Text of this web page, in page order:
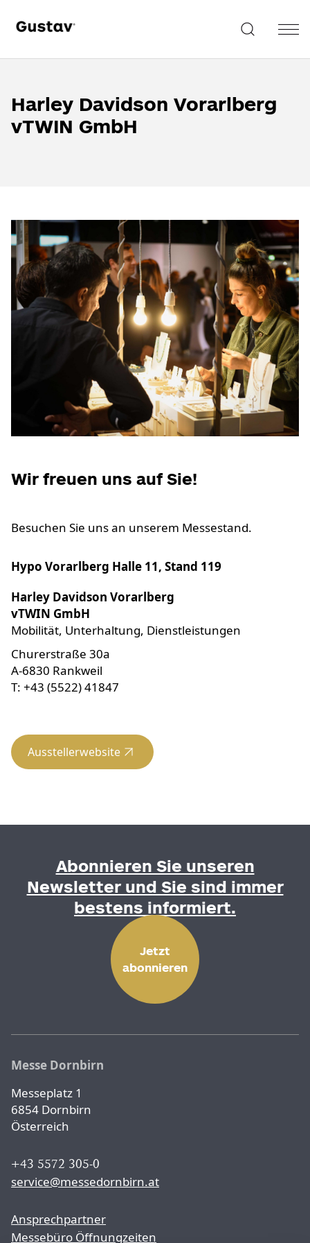
Harley Davidson Vorarlberg
vTWIN GmbH
Wir freuen uns auf Sie!
Besuchen Sie uns an unserem Messestand.
Hypo Vorarlberg Halle 11, Stand 119
Harley Davidson Vorarlberg
vTWIN GmbH
Mobilität, Unterhaltung, Dienstleistungen
Churerstraße 30a
A-6830 Rankweil
T: +43 (5522) 41847
Ausstellerwebsite
Abonnieren Sie unseren
Newsletter und Sie sind immer
bestens informiert.
Jetzt
abonnieren
Messe Dornbirn
Messeplatz 1
6854 Dornbirn
Österreich
+43 5572 305-0
service@messedornbirn.at
Ansprechpartner
Messebüro Öffnungzeiten